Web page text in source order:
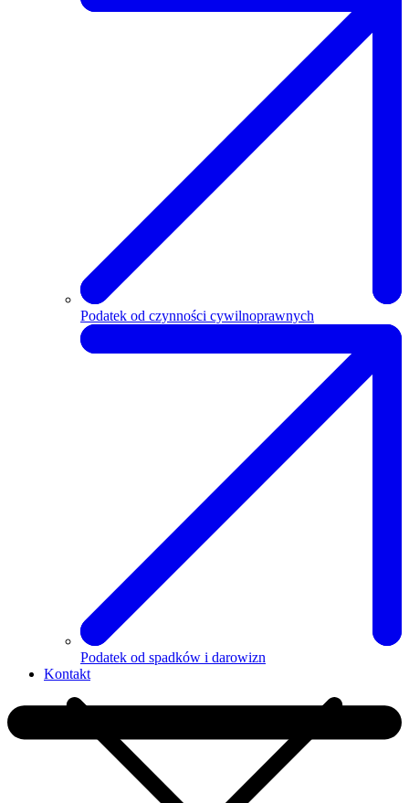
Podatek od czynności cywilnoprawnych
Podatek od spadków i darowizn
Kontakt